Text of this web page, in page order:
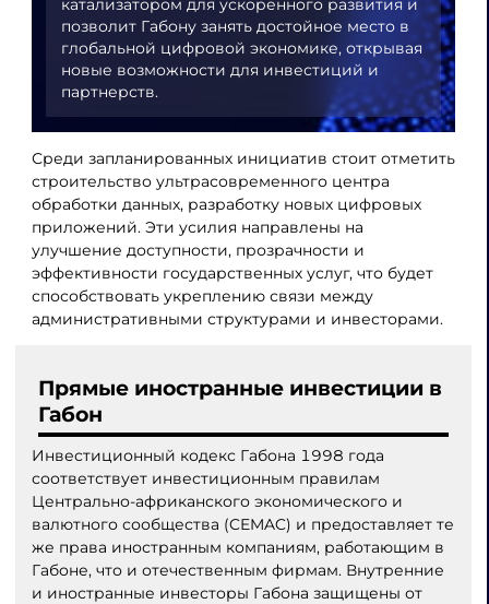
катализатором для ускоренного развития и
позволит Габону занять достойное место в
глобальной цифровой экономике, открывая
новые возможности для инвестиций и
партнерств.
Среди запланированных инициатив стоит отметить
строительство ультрасовременного центра
обработки данных, разработку новых цифровых
приложений. Эти усилия направлены на
улучшение доступности, прозрачности и
эффективности государственных услуг, что будет
способствовать укреплению связи между
административными структурами и инвесторами.
Прямые иностранные инвестиции в
Габон
Инвестиционный кодекс Габона 1998 года
соответствует инвестиционным правилам
Центрально-африканского экономического и
валютного сообщества (CEMAC) и предоставляет те
же права иностранным компаниям, работающим в
Габоне, что и отечественным фирмам. Внутренние
и иностранные инвесторы Габона защищены от